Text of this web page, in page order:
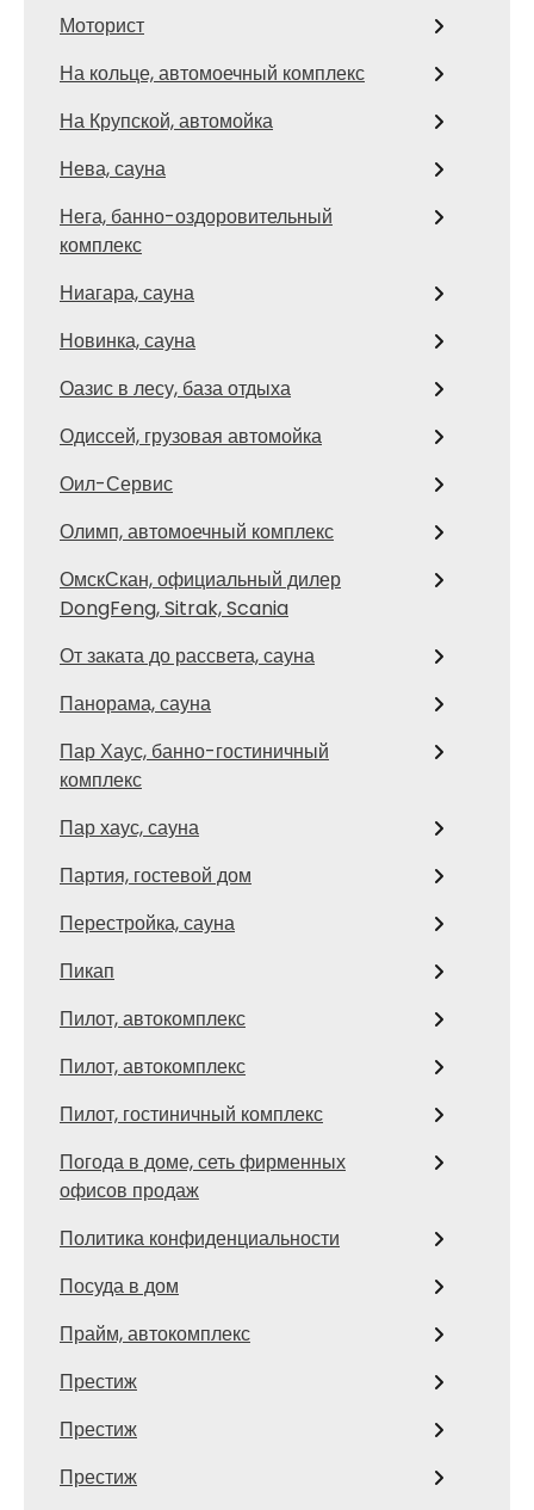
Моторист
На кольце, автомоечный комплекс
На Крупской, автомойка
Нева, сауна
Нега, банно-оздоровительный
комплекс
Ниагара, сауна
Новинка, сауна
Оазис в лесу, база отдыха
Одиссей, грузовая автомойка
Оил-Сервис
Олимп, автомоечный комплекс
ОмскСкан, официальный дилер
DongFeng, Sitrak, Scania
От заката до рассвета, сауна
Панорама, сауна
Пар Хаус, банно-гостиничный
комплекс
Пар хаус, сауна
Партия, гостевой дом
Перестройка, сауна
Пикап
Пилот, автокомплекс
Пилот, автокомплекс
Пилот, гостиничный комплекс
Погода в доме, сеть фирменных
офисов продаж
Политика конфиденциальности
Посуда в дом
Прайм, автокомплекс
Престиж
Престиж
Престиж